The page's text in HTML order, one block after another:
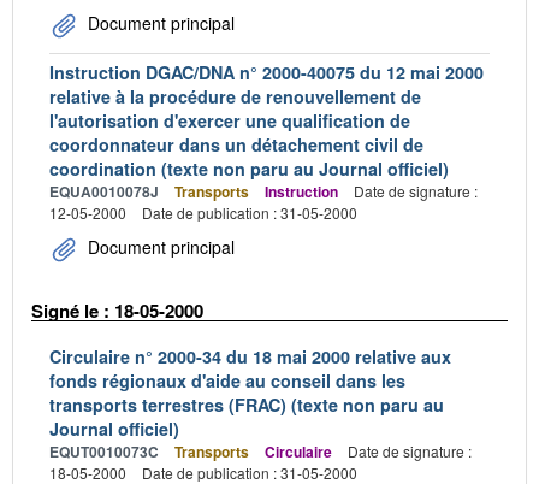
Document principal
Instruction DGAC/DNA n° 2000-40075 du 12 mai 2000
relative à la procédure de renouvellement de
l'autorisation d'exercer une qualification de
coordonnateur dans un détachement civil de
coordination (texte non paru au Journal officiel)
EQUA0010078J Transports Instruction
Date de signature :
12-05-2000
Date de publication : 31-05-2000
Document principal
Signé le : 18-05-2000
Circulaire n° 2000-34 du 18 mai 2000 relative aux
fonds régionaux d'aide au conseil dans les
transports terrestres (FRAC) (texte non paru au
Journal officiel)
EQUT0010073C Transports Circulaire
Date de signature :
18-05-2000
Date de publication : 31-05-2000